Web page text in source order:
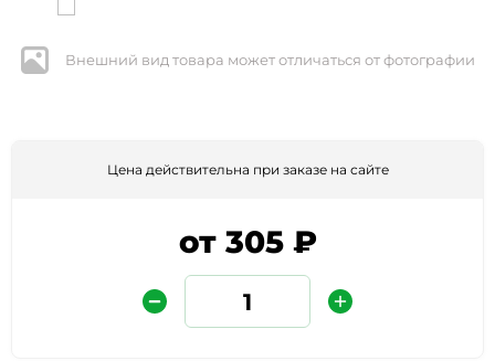
Внешний вид товара может отличаться от фотографии
Цена действительна при заказе на сайте
от 305 ₽
КОММЕНТАРИИ*